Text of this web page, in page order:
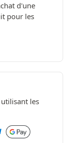
d'une
pour les
les